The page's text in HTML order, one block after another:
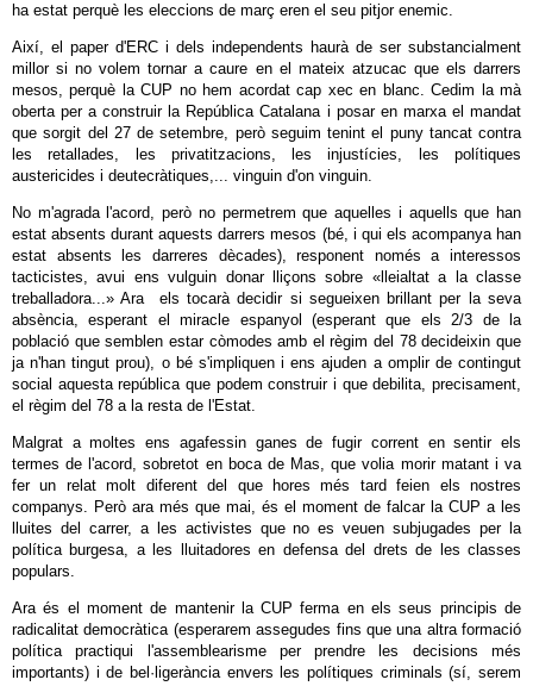
ha estat perquè les eleccions de març eren el seu pitjor enemic.
Així, el paper d'ERC i dels independents haurà de ser substancialment
millor si no volem tornar a caure en el mateix atzucac que els darrers
mesos, perquè la CUP no hem acordat cap xec en blanc. Cedim la mà
oberta per a construir la República Catalana i posar en marxa el mandat
que sorgit del 27 de setembre, però seguim tenint el puny tancat contra
les retallades, les privatitzacions, les injustícies, les polítiques
austericides i deutecràtiques,... vinguin d'on vinguin.
No m'agrada l'acord, però no permetrem que aquelles i aquells que han
estat absents durant aquests darrers mesos (bé, i qui els acompanya han
estat absents les darreres dècades), responent només a interessos
tacticistes, avui ens vulguin donar lliçons sobre «lleialtat a la classe
treballadora...» Ara els tocarà decidir si segueixen brillant per la seva
absència, esperant el miracle espanyol (esperant que els 2/3 de la
població que semblen estar còmodes amb el règim del 78 decideixin que
ja n'han tingut prou), o bé s'impliquen i ens ajuden a omplir de contingut
social aquesta república que podem construir i que debilita, precisament,
el règim del 78 a la resta de l'Estat.
Malgrat a moltes ens agafessin ganes de fugir corrent en sentir els
termes de l'acord, sobretot en boca de Mas, que volia morir matant i va
fer un relat molt diferent del que hores més tard feien els nostres
companys. Però ara més que mai, és el moment de falcar la CUP a les
lluites del carrer, a les activistes que no es veuen subjugades per la
política burgesa, a les lluitadores en defensa del drets de les classes
populars.
Ara és el moment de mantenir la CUP ferma en els seus principis de
radicalitat democràtica (esperarem assegudes fins que una altra formació
política practiqui l'assemblearisme per prendre les decisions més
importants) i de bel·ligerància envers les polítiques criminals (sí, serem